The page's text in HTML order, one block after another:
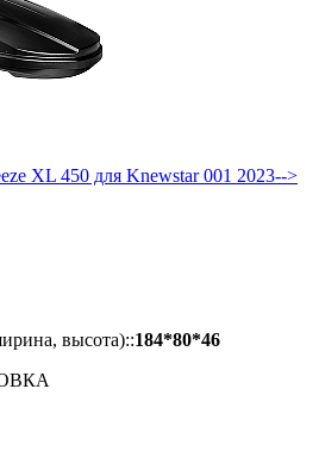
XL 450 для Knewstar 001 2023-->
высота)::184*80*46